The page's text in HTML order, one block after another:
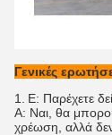
Γενικές
1.
Ε: Παρέχετε
Α: Ναι, θα
χρέωση, αλλά